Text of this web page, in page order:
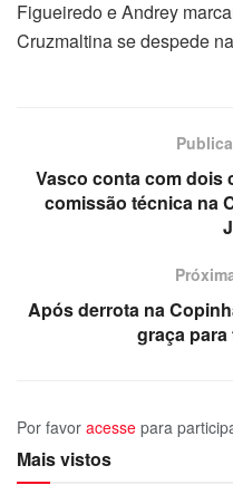
Figueiredo e Andrey
Cruzmaltina se despede
Vasco conta com dois
comissão técnica na
Após derrota na
graça para
Por favor acesse para
Mais vistos